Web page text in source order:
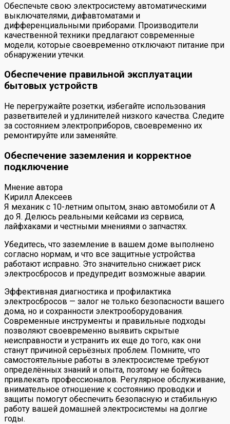
Обеспечьте свою электросистему автоматическими
выключателями, дифавтоматами и
дифференциальными приборами. Производители
качественной техники предлагают современные
модели, которые своевременно отключают питание при
обнаружении утечки.
Обеспечение правильной эксплуатации
бытовых устройств
Не перегружайте розетки, избегайте использования
разветвителей и удлинителей низкого качества. Следите
за состоянием электроприборов, своевременно их
ремонтируйте или заменяйте.
Обеспечение заземления и корректное
подключение
Мнение автора
Кирилл Алексеев
Я механик с 10-летним опытом, знаю автомобили от А
до Я. Делюсь реальными кейсами из сервиса,
лайфхаками и честными мнениями о запчастях.
Убедитесь, что заземление в вашем доме выполнено
согласно нормам, и что все защитные устройства
работают исправно. Это значительно снижает риск
электросбросов и предупредит возможные аварии.
Эффективная диагностика и профилактика
электросбросов — залог не только безопасности вашего
дома, но и сохранности электрооборудования.
Современные инструменты и правильные подходы
позволяют своевременно выявить скрытые
неисправности и устранить их еще до того, как они
станут причиной серьёзных проблем. Помните, что
самостоятельные работы в электросистеме требуют
определённых знаний и опыта, поэтому не бойтесь
привлекать профессионалов. Регулярное обслуживание,
внимательное отношение к состоянию проводки и
защиты помогут обеспечить безопасную и стабильную
работу вашей домашней электросистемы на долгие
годы.